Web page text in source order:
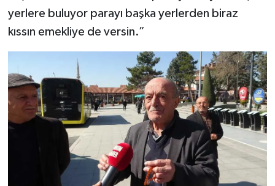
yerlere buluyor parayı başka yerlerden biraz
kıssın emekliye de versin.”